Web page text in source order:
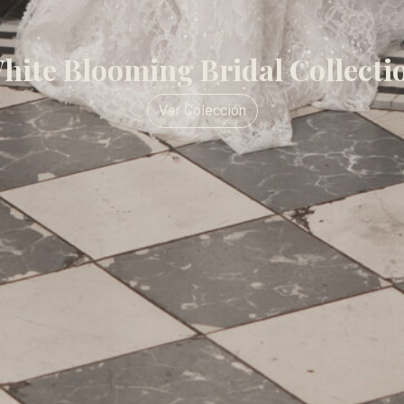
Blooming Bridal
Ver Colección